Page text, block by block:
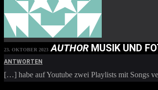
23. OKTOBER 2023 AUTHORMUSIK UND
ANTWORTEN
[…] habe auf Youtube zwei Playlists mit Songs